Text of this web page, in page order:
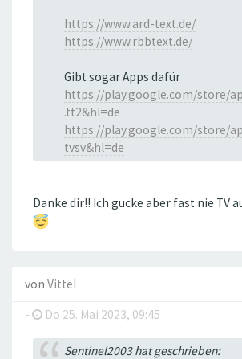
https://www.ard-text.de/
https://www.rbbtext.de/
Gibt sogar Apps dafür
https://play.google.com/store/
.tt2&hl=de
https://play.google.com/store/
tvsv&hl=de
Danke dir!! Ich gucke aber fast nie TV
von Vittel
-
Do 25. Mai 2023, 09:45
Sentinel2003 hat geschrieben: